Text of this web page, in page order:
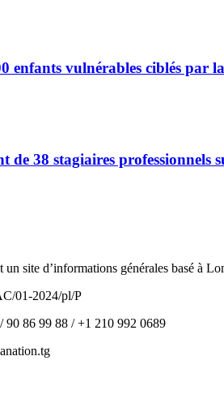
enfants vulnérables ciblés par
de 38 stagiaires professionnels
site d’informations générales basé à
01-2024/pl/P
90 86 99 88 / +1 210 992 0689